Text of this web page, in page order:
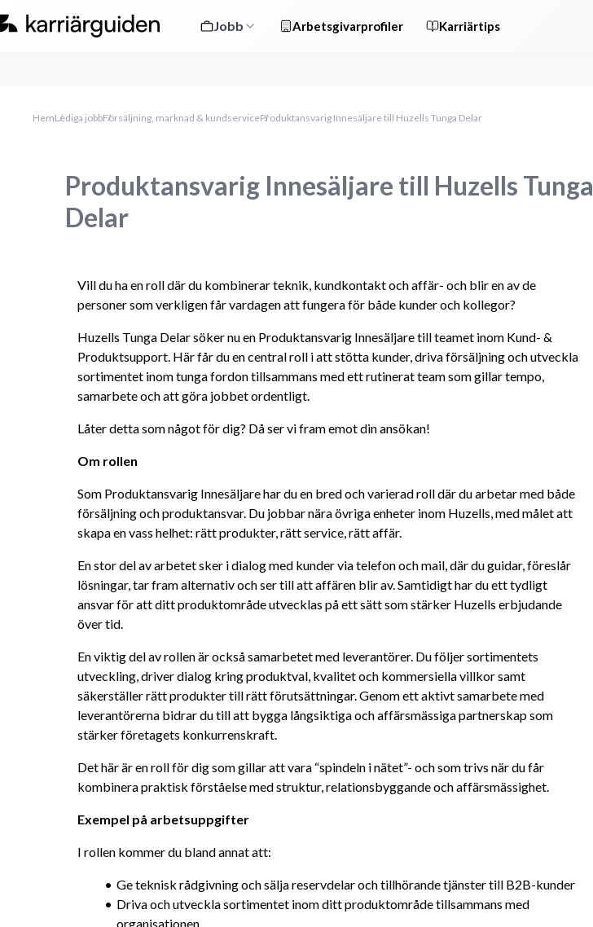
Jobb Arbetsgivarprofiler Karriärtips
HemLediga jobbFörsäljning, marknad & kundserviceProduktansvarig Innesäljare till Huzells Tunga Delar
Produktansvarig Innesäljare till Huzells Tunga
Delar
Vill du ha en roll där du kombinerar teknik, kundkontakt och affär- och blir en av de
personer som verkligen får vardagen att fungera för både kunder och kollegor?
Huzells Tunga Delar söker nu en Produktansvarig Innesäljare till teamet inom Kund- &
Produktsupport. Här får du en central roll i att stötta kunder, driva försäljning och utveckla
sortimentet inom tunga fordon tillsammans med ett rutinerat team som gillar tempo,
samarbete och att göra jobbet ordentligt.
Låter detta som något för dig? Då ser vi fram emot din ansökan!
Om rollen
Som Produktansvarig Innesäljare har du en bred och varierad roll där du arbetar med både
försäljning och produktansvar. Du jobbar nära övriga enheter inom Huzells, med målet att
skapa en vass helhet: rätt produkter, rätt service, rätt affär.
En stor del av arbetet sker i dialog med kunder via telefon och mail, där du guidar, föreslår
lösningar, tar fram alternativ och ser till att affären blir av. Samtidigt har du ett tydligt
ansvar för att ditt produktområde utvecklas på ett sätt som stärker Huzells erbjudande
över tid.
En viktig del av rollen är också samarbetet med leverantörer. Du följer sortimentets
utveckling, driver dialog kring produktval, kvalitet och kommersiella villkor samt
säkerställer rätt produkter till rätt förutsättningar. Genom ett aktivt samarbete med
leverantörerna bidrar du till att bygga långsiktiga och affärsmässiga partnerskap som
stärker företagets konkurrenskraft.
Det här är en roll för dig som gillar att vara “spindeln i nätet”- och som trivs när du får
kombinera praktisk förståelse med struktur, relationsbyggande och affärsmässighet.
Exempel på arbetsuppgifter
I rollen kommer du bland annat att:
Ge teknisk rådgivning och sälja reservdelar och tillhörande tjänster till B2B-kunder
Driva och utveckla sortimentet inom ditt produktområde tillsammans med
organisationen